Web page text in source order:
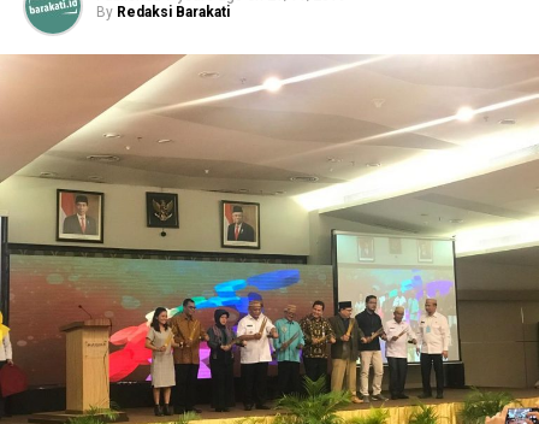
By Redaksi Barakati